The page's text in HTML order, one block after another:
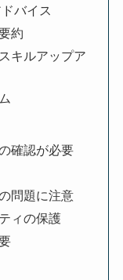
バイス
約
キルアップア
確認が必要
問題に注意
ィの保護